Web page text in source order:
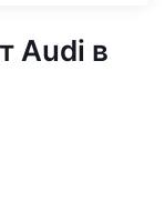
Audi в